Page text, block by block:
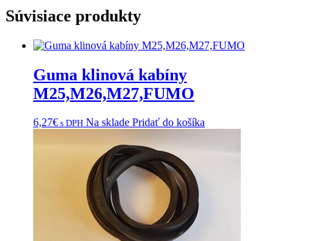
Súvisiace produkty
Guma klinová kabíny
M25,M26,M27,FUMO
6,27€ s DPH Na sklade Pridať do košíka